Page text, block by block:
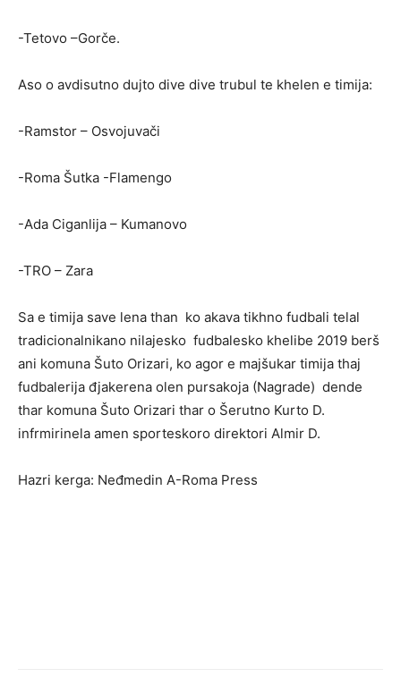
-Tetovo –Gorče.
Aso o avdisutno dujto dive dive trubul te khelen e timija:
-Ramstor – Osvojuvači
-Roma Šutka -Flamengo
-Ada Ciganlija – Kumanovo
-TRO – Zara
Sa e timija save lena than ko akava tikhno fudbali telal
tradicionalnikano nilajesko fudbalesko khelibe 2019 berš
ani komuna Šuto Orizari, ko agor e majšukar timija thaj
fudbalerija đjakerena olen pursakoja (Nagrade) dende
thar komuna Šuto Orizari thar o Šerutno Kurto D.
infrmirinela amen sporteskoro direktori Almir D.
Hazri kerga: Neđmedin A-Roma Press